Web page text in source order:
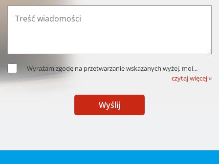
Wyrażam zgodę na przetwarzanie wskazanych wyżej, moi...
czytaj więcej »
Wyślij